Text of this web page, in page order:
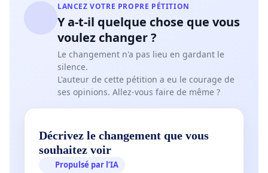
LANCEZ VOTRE PROPRE PÉTITION
Y a-t-il quelque chose que vous
voulez changer ?
Le changement n'a pas lieu en gardant le
silence.
L'auteur de cette pétition a eu le courage de
ses opinions. Allez-vous faire de même ?
Décrivez le changement que vous
souhaitez voir
Propulsé par l’IA